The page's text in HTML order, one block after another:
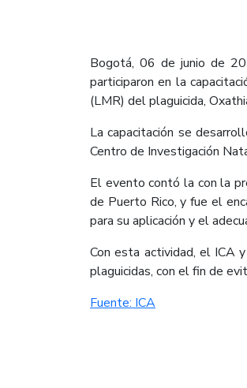
Bogotá, 06 de junio de
participaron en la
(LMR) del plaguicida,
La capacitación se
Centro de Investigación
El evento contó la con la
de Puerto Rico, y fue el
para su aplicación y el
Con esta actividad, el ICA
plaguicidas, con el fin de
Fuente:​ ICA